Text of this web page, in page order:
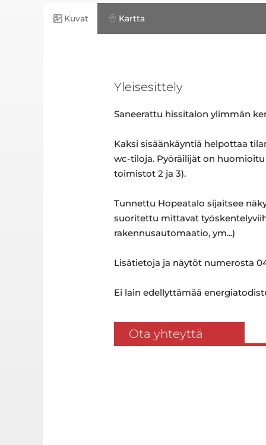
Kuvat Kartta
Yleisesittely
Saneerattu hissitalon ylimmän
Kaksi sisäänkäyntiä helpottaa
wc-tiloja. Pyöräilijät on
toimistot 2 ja 3).
Tunnettu Hopeatalo sijaitsee
suoritettu mittavat
rakennusautomaatio, ym...)
Lisätietoja ja näytöt numerosta
Ei lain edellyttämää
Ota yhteyttä